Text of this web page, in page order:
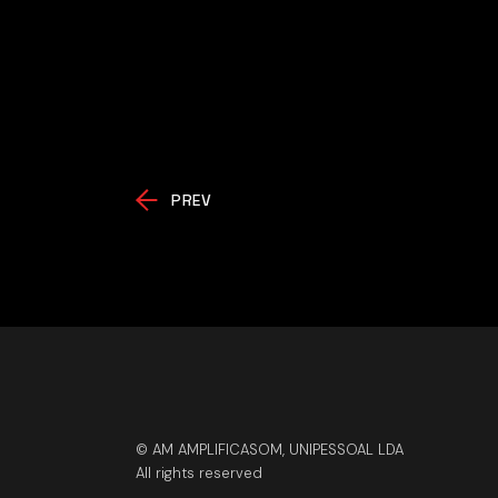
PREV
© AM AMPLIFICASOM, UNIPESSOAL LDA
All rights reserved